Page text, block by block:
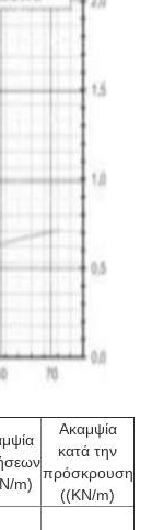
m)
Ακαμψία
κατά την
πρόσκρουση
((KN/m)